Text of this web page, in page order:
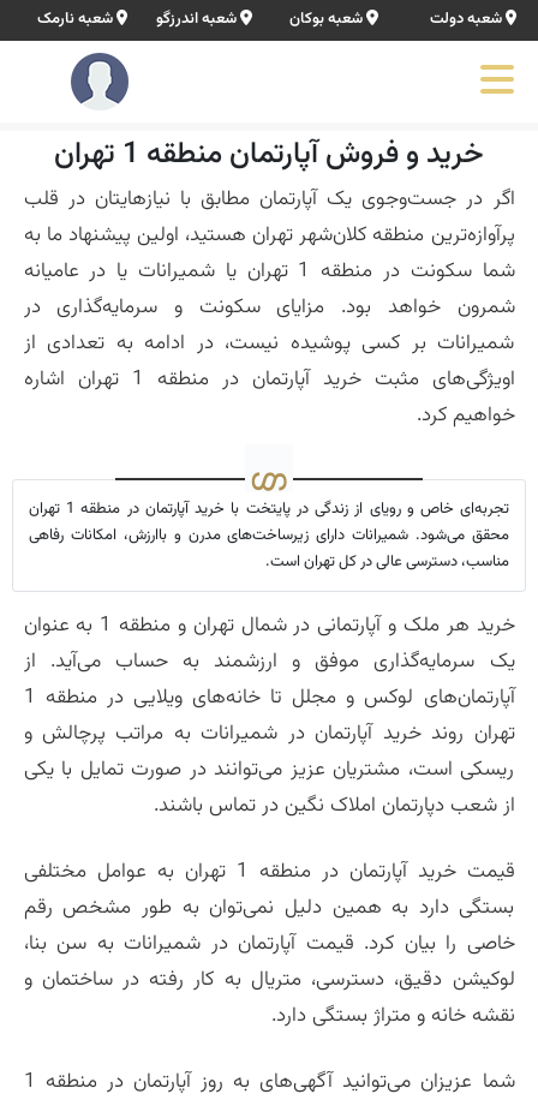
شعبه دولت شعبه بوکان شعبه اندرزگو شعبه نارمک
خرید و فروش آپارتمان منطقه 1 تهران
اگر در جست‌وجوی یک آپارتمان مطابق با نیازهایتان در قلب
پرآوازه‌ترین منطقه کلان‌شهر تهران هستید، اولین پیشنهاد ما به
شما سکونت در منطقه 1 تهران یا شمیرانات یا در عامیانه
شمرون خواهد بود. مزایای سکونت و سرمایه‌گذاری در
شمیرانات بر کسی پوشیده نیست، در ادامه به تعدادی از
اویژگی‌‌های مثبت خرید آپارتمان در منطقه 1 تهران اشاره
خواهیم کرد.
تجربه‌ای خاص و رویای از زندگی در پایتخت با خرید آپارتمان در منطقه 1 تهران
محقق می‌شود. شمیرانات دارای زیرساخت‌های مدرن و باارزش، امکانات رفاهی
مناسب، دسترسی عالی در کل تهران است.
خرید هر ملک و آپارتمانی در شمال تهران و منطقه 1 به عنوان
یک سرمایه‌گذاری موفق و ارزشمند به حساب می‌آید. از
آپارتمان‌های لوکس و مجلل تا خانه‌های ویلایی در منطقه 1
تهران روند خرید آپارتمان در شمیرانات به مراتب پرچالش و
ریسکی است، مشتریان عزیز می‌توانند در صورت تمایل با یکی
از شعب دپارتمان املاک نگین در تماس باشند.
قیمت خرید آپارتمان در منطقه 1 تهران به عوامل مختلفی
بستگی دارد به همین دلیل نمی‌توان به طور مشخص رقم
خاصی را بیان کرد. قیمت آپارتمان در شمیرانات به سن بنا،
لوکیشن دقیق، دسترسی، متریال به کار رفته در ساختمان و
نقشه خانه و متراژ بستگی دارد.
شما عزیزان می‌توانید آگهی‌های به روز آپارتمان در منطقه 1